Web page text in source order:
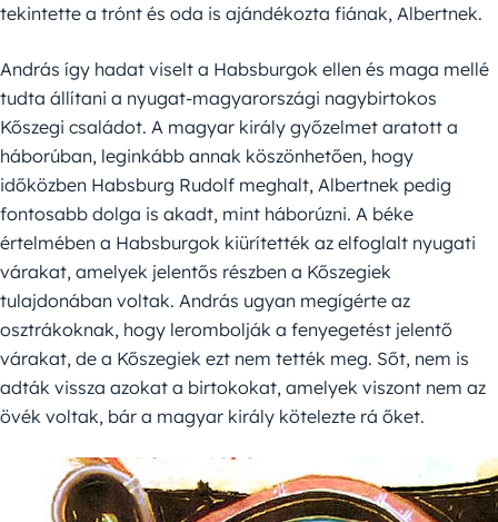
tekintette a trónt és oda is ajándékozta fiának, Albertnek.
András így hadat viselt a Habsburgok ellen és maga mellé
tudta állítani a nyugat-magyarországi nagybirtokos
Kőszegi családot. A magyar király győzelmet aratott a
háborúban, leginkább annak köszönhetően, hogy
időközben Habsburg Rudolf meghalt, Albertnek pedig
fontosabb dolga is akadt, mint háborúzni. A béke
értelmében a Habsburgok kiürítették az elfoglalt nyugati
várakat, amelyek jelentős részben a Kőszegiek
tulajdonában voltak. András ugyan megígérte az
osztrákoknak, hogy lerombolják a fenyegetést jelentő
várakat, de a Kőszegiek ezt nem tették meg. Sőt, nem is
adták vissza azokat a birtokokat, amelyek viszont nem az
övék voltak, bár a magyar király kötelezte rá őket.